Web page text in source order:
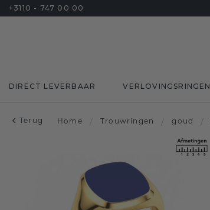
+3110 - 747 00 00
DIRECT LEVERBAAR VERLOVINGSRINGEN
Terug Home / Trouwringen / goud /